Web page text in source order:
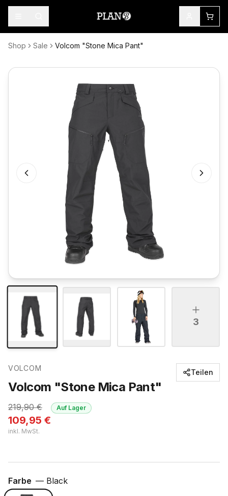
Shop Sale Volcom "Stone Mica Pant"
3
VOLCOM
Volcom "Stone Mica Pant"
219,90€
109,95 €
inkl. MwSt.
Auf Lager
Teilen
Farbe — Black